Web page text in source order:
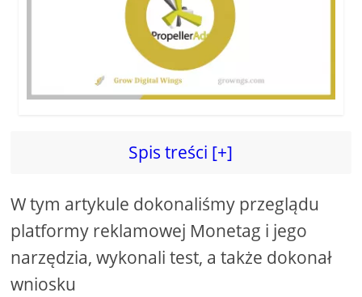
Spis treści [+]
W tym artykule dokonaliśmy przeglądu
platformy reklamowej Monetag i jego
narzędzia, wykonali test, a także dokonał
wniosku